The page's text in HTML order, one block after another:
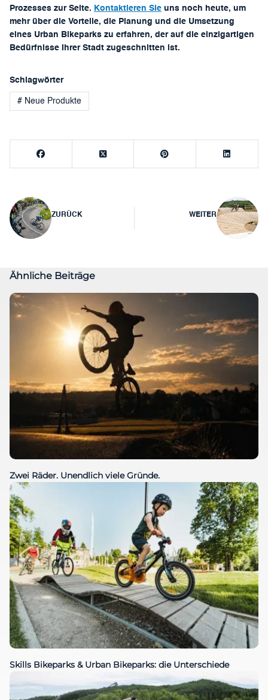
Prozesses zur Seite. Kontaktieren Sie uns noch heute, um
mehr über die Vorteile, die Planung und die Umsetzung
eines Urban Bikeparks zu erfahren, der auf die einzigartigen
Bedürfnisse Ihrer Stadt zugeschnitten ist.
Schlagwörter
# Neue Produkte
Beitragsnavigation
ZURÜCK WEITER
Ähnliche Beiträge
Zwei Räder. Unendlich viele Gründe.
Skills Bikeparks & Urban Bikeparks: die Unterschiede